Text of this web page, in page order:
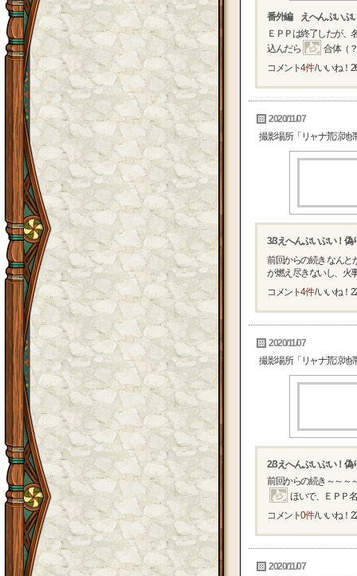
番外編 えへんぷいぷ
ＥＰＰは終了したが、
込んだら
合体（
コメント4件/ いいね！
2020/11/07
撮影場所「リャナ荒涼
3/3えへんぷいぷい！偽
前回からの続き なんと
が燃え尽きないし、火
コメント4件/ いいね！
2020/11/07
撮影場所「リャナ荒涼地
2/3えへんぷいぷい！偽
前回からの続き～～～
ほいで、ＥＰＰ
コメント0件/ いいね！
2020/11/07